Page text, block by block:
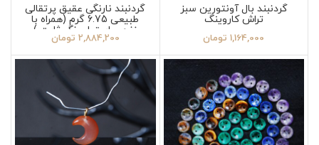
گردنبند بال آونتورین سبز
تراش کاروینگ
1,164,000 تومان
گردنبند نارنگی عقیق پرتقالی
طبیعی 6.75 گرم (همراه با
زنجیر استیل رنگ ثابت )
2,884,200 تومان